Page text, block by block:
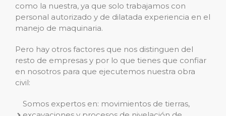
como la nuestra, ya que solo trabajamos con
personal autorizado y de dilatada experiencia en el
manejo de maquinaria.
Pero hay otros factores que nos distinguen del
resto de empresas y por lo que tienes que confiar
en nosotros para que ejecutemos nuestra obra
civil:
Somos expertos en: movimientos de tierras,